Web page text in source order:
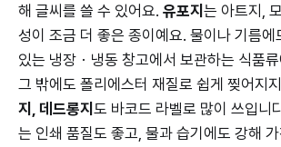
해 글씨를 쓸 수 있어요. 유포지 는 아트지,
성이 조금 더 좋은 종이예요. 물이나 기름에
있는 냉장・냉동 창고에서 보관하는 식품
그 밖에도 폴리에스터 재질로 쉽게 찢어지
지, 데드롱지 도 바코드 라벨로 많이 쓰입니
는 인쇄 품질도 좋고, 물과 습기에도 강해